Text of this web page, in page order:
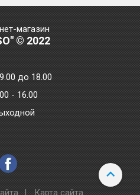
магазин
© 2022
до 18.00
- 16.00
| Карта сайта